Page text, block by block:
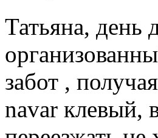
Татьяна, день
забот ,
navar клевый,